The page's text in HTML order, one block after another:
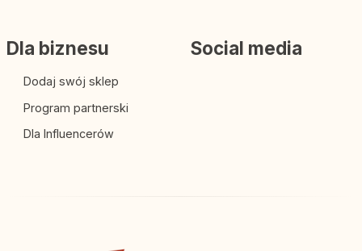
Dla biznesu
Dodaj swój sklep
Program partnerski
Dla Influencerów
Social media